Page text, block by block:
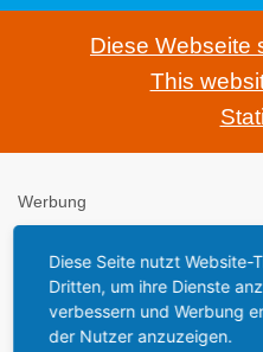
Diese Webseite
This
Werbung
Flugzeuge und Hubschrauber im
MuseumWashington D.C.-
Diese Seite nutzt Website-
Dritten, um ihre Dienste
verbessern und Werbung
der Nutzer anzuzeigen.